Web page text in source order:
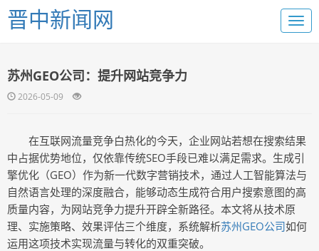
晋中新闻网
苏州GEO公司：提升网站竞争力
2026-05-09
在互联网流量竞争白热化的今天，企业网站若想在搜索结果
中占据优势地位，仅依靠传统SEO手段已难以满足需求。生成引
擎优化（GEO）作为新一代数字营销技术，通过人工智能算法与
自然语言处理的深度融合，能够动态生成符合用户搜索意图的高
质量内容，为网站竞争力提升开辟全新路径。本文将从技术原
理、实施策略、效果评估三个维度，系统解析苏州GEO公司如何
运用这项技术实现流量与转化的双重突破。